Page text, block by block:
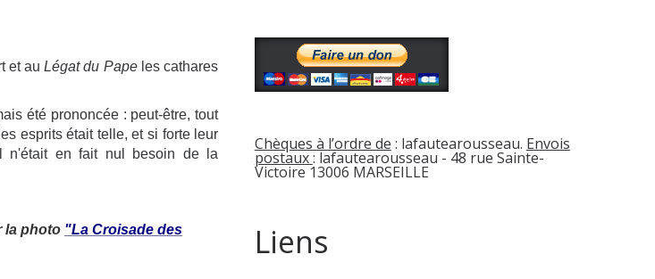
et auLégat du Papeles cathares
été prononcée : peut-être, tout
esprits était telle, et si forte leur
n'était en fait nul besoin de la
la photo "La Croisade des
Chèques à l’ordre de : lafautearousseau. Envois
postaux: lafautearousseau - 48 rue Sainte-
Victoire 13006 MARSEILLE
Liens